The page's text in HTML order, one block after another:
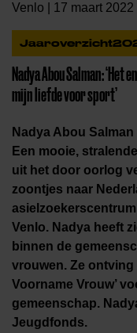
Venlo | 17 maart 2022
Nadya Abou Salman:
mijn liefde voor sport’
Nadya Abou
Een mooie,
uit het door oorlog
zoontjes naar
Venlo. Nadya heeft
binnen de
vrouwen. Ze ontving
Voorname Vrouw’
gemeenschap.
Jeugdfonds.